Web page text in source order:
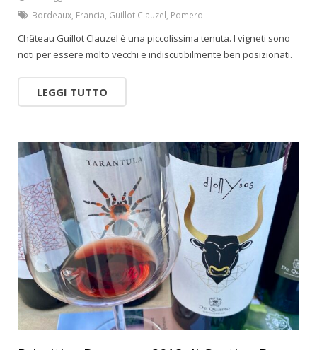
Bordeaux, Francia, Guillot Clauzel, Pomerol
Château Guillot Clauzel è una piccolissima tenuta. I vigneti sono
noti per essere molto vecchi e indiscutibilmente ben posizionati.
LEGGI TUTTO